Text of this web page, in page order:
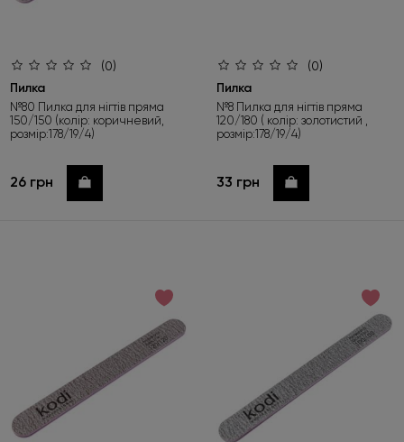
(0)
Пилка
№80 Пилка для нігтів пряма
150/150 (колір: коричневий,
розмір:178/19/4)
26 грн Купити
(0)
Пилка
№8 Пилка для нігтів пряма
120/180 ( колір: золотистий ,
розмір:178/19/4)
33 грн Купити